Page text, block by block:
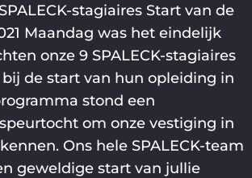
stagiaires Start van de
Maandag was het eindelijk
onze 9 SPALECK-stagiaires
de start van hun opleiding in
stond een
om onze vestiging in
Ons hele SPALECK-team
geweldige start van jullie